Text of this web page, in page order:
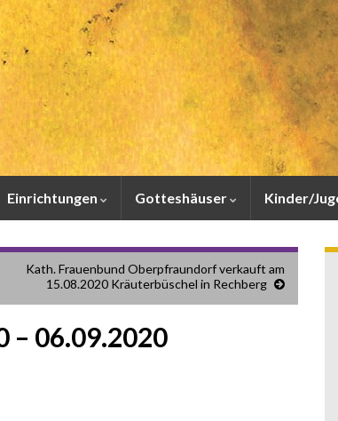
Einrichtungen Gotteshäuser Kinder/
Kath. Frauenbund Oberpfraundorf verkauft am
15.08.2020 Kräuterbüschel in Rechberg
– 06.09.2020